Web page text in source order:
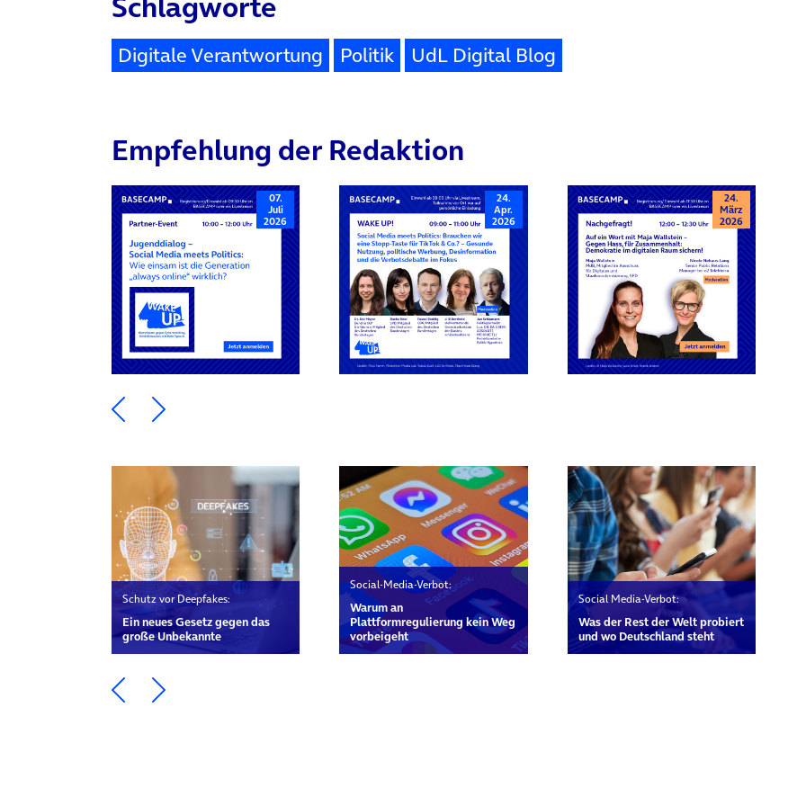
Digitale Verantwortung Politik UdL Digital Blog
Empfehlung der Redaktion
07.
Juli
2026
24.
Apr.
2026
24.
März
2026
Ein Element zurück blättern
Ein Element weiter blättern
Schutz vor Deepfakes:
Ein neues Gesetz gegen das
große Unbekannte
Social-Media-Verbot:
Warum an
Plattformregulierung kein Weg
vorbeigeht
Social Media-Verbot:
Was der Rest der Welt probiert
und wo Deutschland steht
Ein Element zurück blättern
Ein Element weiter blättern